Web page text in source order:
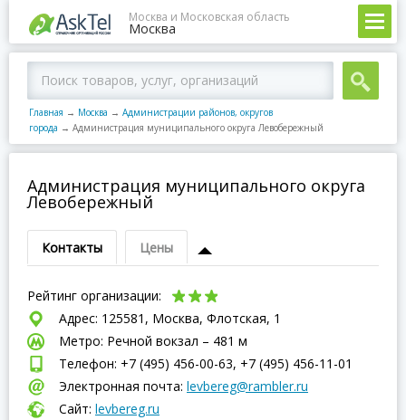
Москва и Московская область
Москва
Главная → Москва → Администрации районов, округов
города → Администрация муниципального округа Левобережный
Администрация муниципального округа
Левобережный
Контакты Цены
Рейтинг организации:
Адрес: 125581, Москва, Флотская, 1
Метро: Речной вокзал – 481 м
Телефон: +7 (495) 456-00-63, +7 (495) 456-11-01
Электронная почта: levbereg@rambler.ru
Сайт: levbereg.ru